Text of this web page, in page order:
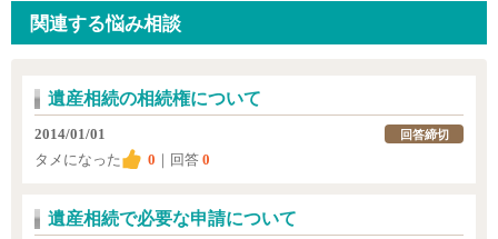
関連する悩み相談
遺産相続の相続権について
2014/01/01
タメになった
0 ｜回答 0
回答締切
遺産相続で必要な申請について